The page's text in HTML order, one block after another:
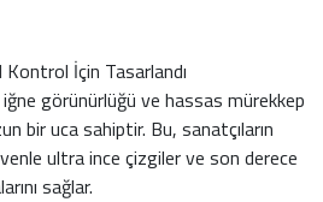
İçin Tasarlandı
görünürlüğü ve hassas mürekkep
bir uca sahiptir. Bu, sanatçıların
ultra ince çizgiler ve son derece
sağlar.